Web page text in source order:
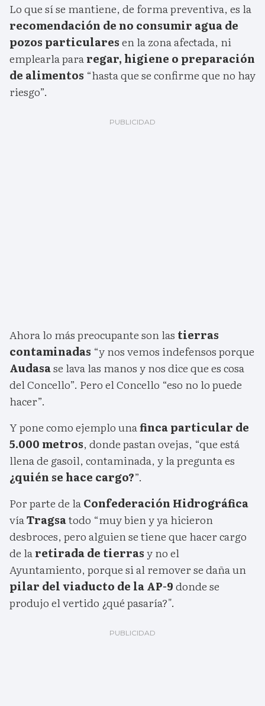
Lo que sí se mantiene, de forma preventiva, es la
recomendación de no consumir agua de
pozos particularesen la zona afectada, ni
emplearla pararegar, higiene o preparación
de alimentos “hasta que se confirme que no hay
riesgo”.
Ahora lo más preocupante son las tierras
contaminadas “y nos vemos indefensos porque
Audasase lava las manos y nos dice que es cosa
del Concello”. Pero el Concello “eso no lo puede
hacer”.
Y pone como ejemplo unafinca particular de
5.000 metros, donde pastan ovejas, “que está
llena de gasoil, contaminada, y la pregunta es
¿quién se hace cargo?”.
Por parte de laConfederación Hidrográfica
víaTragsatodo “muy bien y ya hicieron
desbroces, pero alguien se tiene que hacer cargo
de laretirada de tierrasy no el
Ayuntamiento, porque si al remover se daña un
pilar del viaducto de la AP-9donde se
produjo el vertido ¿qué pasaría?".